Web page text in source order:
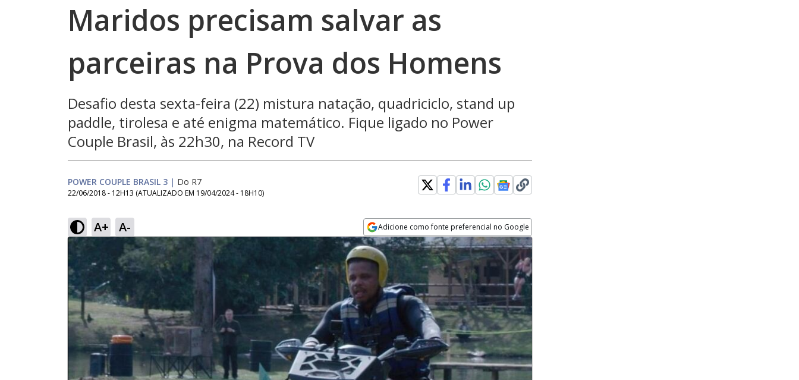
Maridos precisam salvar as
parceiras na Prova dos Homens
Desafio desta sexta-feira (22) mistura natação, quadriciclo, stand up
paddle, tirolesa e até enigma matemático. Fique ligado no Power
Couple Brasil, às 22h30, na Record TV
POWER COUPLE BRASIL 3 | Do R7
22/06/2018 - 12H13 (ATUALIZADO EM 19/04/2024 - 18H10)
A+ A- Adicione como fonte preferencial no Google
Opens in new window